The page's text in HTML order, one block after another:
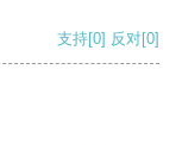
支持[0] 反对[0]